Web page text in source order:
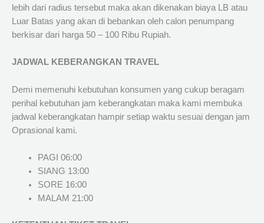
lebih dari radius tersebut maka akan dikenakan biaya LB atau
Luar Batas yang akan di bebankan oleh calon penumpang
berkisar dari harga 50 – 100 Ribu Rupiah.
JADWAL KEBERANGKAN TRAVEL
Demi memenuhi kebutuhan konsumen yang cukup beragam
perihal kebutuhan jam keberangkatan maka kami membuka
jadwal keberangkatan hampir setiap waktu sesuai dengan jam
Oprasional kami.
PAGI 06:00
SIANG 13:00
SORE 16:00
MALAM 21:00